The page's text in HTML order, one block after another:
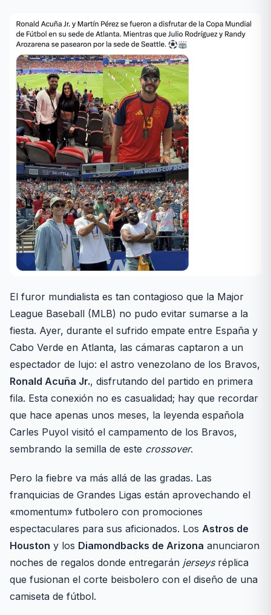
El furor mundialista es tan contagioso que la Major
League Baseball (MLB) no pudo evitar sumarse a la
fiesta. Ayer, durante el sufrido empate entre España y
Cabo Verde en Atlanta, las cámaras captaron a un
espectador de lujo: el astro venezolano de los Bravos,
Ronald Acuña Jr., disfrutando del partido en primera
fila. Esta conexión no es casualidad; hay que recordar
que hace apenas unos meses, la leyenda española
Carles Puyol visitó el campamento de los Bravos,
sembrando la semilla de este crossover.
Pero la fiebre va más allá de las gradas. Las
franquicias de Grandes Ligas están aprovechando el
«momentum» futbolero con promociones
espectaculares para sus aficionados. Los Astros de
Houston y los Diamondbacks de Arizona anunciaron
noches de regalos donde entregarán jerseysréplica
que fusionan el corte beisbolero con el diseño de una
camiseta de fútbol.